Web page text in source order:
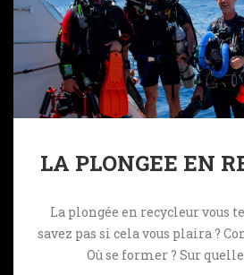
LA PLONGEE EN
La plongée en recycleur vous
savez pas si cela vous plaira ?
Où se former ? Sur